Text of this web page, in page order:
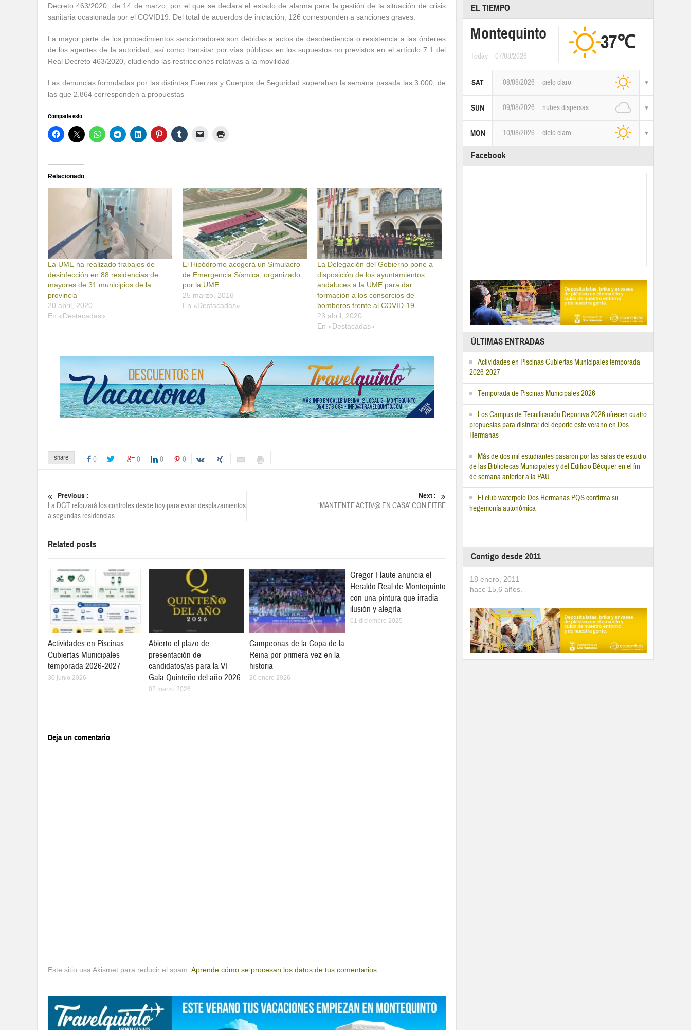
Decreto 463/2020, de 14 de marzo, por el que se declara el estado de alarma para la gestión de la situación de crisis
sanitaria ocasionada por el COVID19. Del total de acuerdos de iniciación, 126 corresponden a sanciones graves.
La mayor parte de los procedimientos sancionadores son debidas a actos de desobediencia o resistencia a las órdenes
de los agentes de la autoridad, así como transitar por vías públicas en los supuestos no previstos en el artículo 7.1 del
Real Decreto 463/2020, eludiendo las restricciones relativas a la movilidad
Las denuncias formuladas por las distintas Fuerzas y Cuerpos de Seguridad superaban la semana pasada las 3.000, de
las que 2.864 corresponden a propuestas
Comparte esto:
Relacionado
La UME ha realizado trabajos de
desinfección en 88 residencias de
mayores de 31 municipios de la
provincia
20 abril, 2020
En «Destacadas»
El Hipódromo acogerá un Simulacro
de Emergencia Sísmica, organizado
por la UME
25 marzo, 2016
En «Destacadas»
La Delegación del Gobierno pone a
disposición de los ayuntamientos
andaluces a la UME para dar
formación a los consorcios de
bomberos frente al COVID-19
23 abril, 2020
En «Destacadas»
share 0 0 0 0
Previous :
La DGT reforzará los controles desde hoy para evitar desplazamientos
a segundas residencias
Next :
‘MANTENTE ACTIV@ EN CASA’ CON FITBE
Related posts
Actividades en Piscinas
Cubiertas Municipales
temporada 2026-2027
30 junio 2026
Abierto el plazo de
presentación de
candidatos/as para la VI
Gala Quinteño del año 2026.
02 marzo 2026
Campeonas de la Copa de la
Reina por primera vez en la
historia
26 enero 2026
Gregor Flaute anuncia el
Heraldo Real de Montequinto
con una pintura que irradia
ilusión y alegría
01 diciembre 2025
Deja un comentario
Este sitio usa Akismet para reducir el spam. Aprende cómo se procesan los datos de tus comentarios.
EL TIEMPO
Montequinto
Today 07/08/2026
37℃
SAT 08/08/2026 cielo claro
SUN 09/08/2026 nubes dispersas
MON 10/08/2026 cielo claro
Facebook
ÚLTIMAS ENTRADAS
Actividades en Piscinas Cubiertas Municipales temporada
2026-2027
Temporada de Piscinas Municipales 2026
Los Campus de Tecnificación Deportiva 2026 ofrecen cuatro
propuestas para disfrutar del deporte este verano en Dos
Hermanas
Más de dos mil estudiantes pasaron por las salas de estudio
de las Bibliotecas Municipales y del Edificio Bécquer en el fin
de semana anterior a la PAU
El club waterpolo Dos Hermanas PQS confirma su
hegemonía autonómica
Contigo desde 2011
18 enero, 2011
hace 15,6 años.